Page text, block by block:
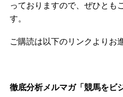
っておりますので、ぜひとも
す。
ご購読は以下のリンクよりお
徹底分析メルマガ「競馬をビ